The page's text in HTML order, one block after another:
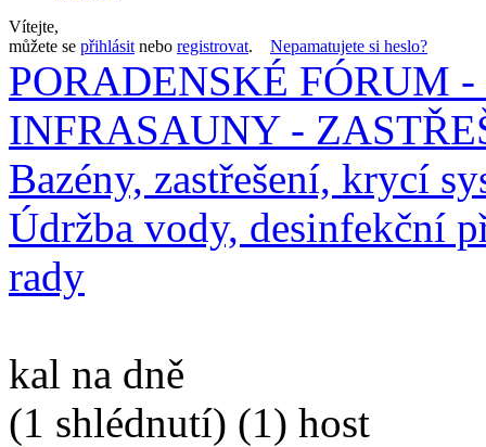
Vítejte,
můžete se přihlásit nebo registrovat. Nepamatujete si heslo?
PORADENSKÉ FÓRUM
INFRASAUNY -
Bazény, zastřešení, krycí
Údržba vody, desinfekční
rady
kal na dně
(1 shlédnutí) (1) host